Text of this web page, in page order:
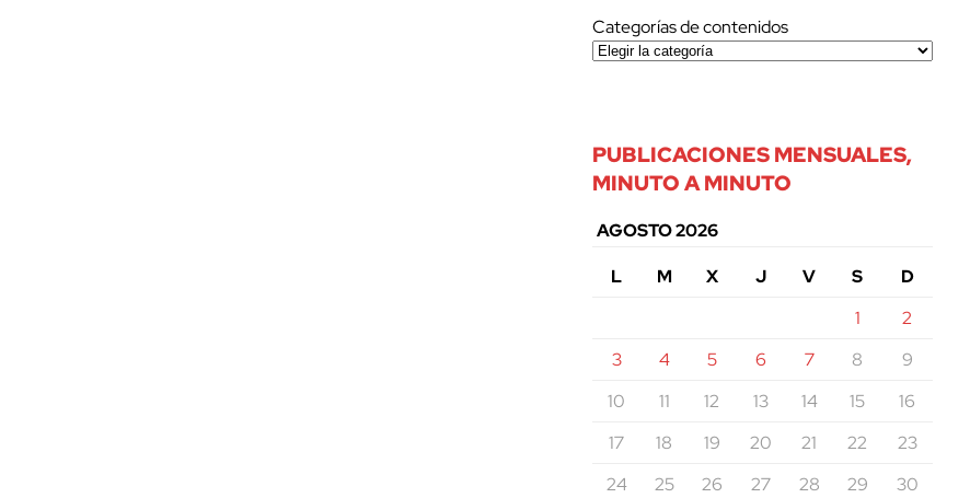
Categorías de contenidos
PUBLICACIONES MENSUALES,
MINUTO A MINUTO
AGOSTO 2026
L
M X J V S
D
1
2
3
4 5 6 7 8
9
10
11 12 13 14 15
16
17
18 19 20 21 22
23
24
25 26 27 28 29
30